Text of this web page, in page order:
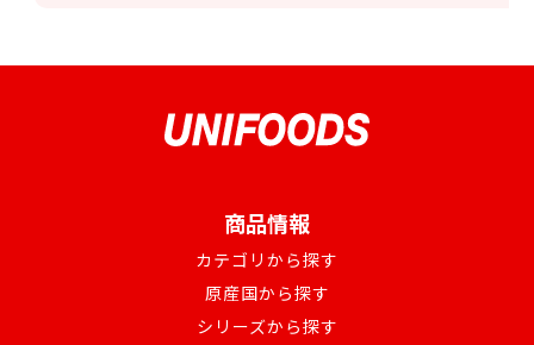
商品情報
カテゴリから探す
原産国から探す
シリーズから探す